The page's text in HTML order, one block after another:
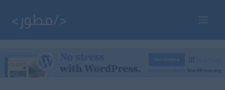
Main
Menu